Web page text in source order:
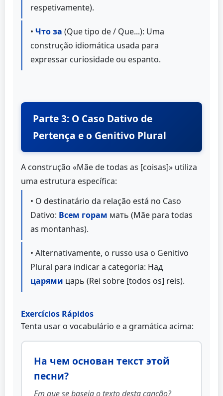
respetivamente).
• Что за (Que tipo de / Que...): Uma
construção idiomática usada para
expressar curiosidade ou espanto.
Parte 3: O Caso Dativo de
Pertença e o Genitivo Plural
A construção «Mãe de todas as [coisas]» utiliza
uma estrutura específica:
• O destinatário da relação está no Caso
Dativo: Всем горам мать (Mãe para todas
as montanhas).
• Alternativamente, o russo usa o Genitivo
Plural para indicar a categoria: Над
царями царь (Rei sobre [todos os] reis).
Exercícios Rápidos
Tenta usar o vocabulário e a gramática acima:
На чем основан текст этой
песни?
Em que se baseia o texto desta canção?